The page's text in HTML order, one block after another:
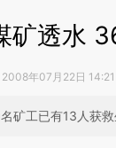
矿透水
2008年07月22日
矿工已有13人获